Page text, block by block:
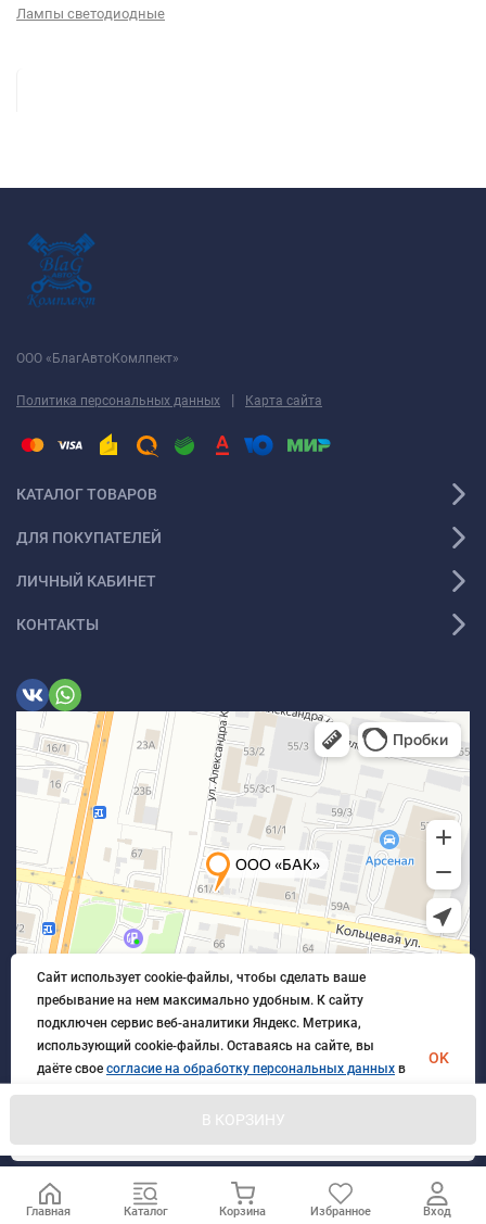
В КОРЗИНУ
Лампы светодиодные
ООО «БлагАвтоКомлпект»
Политика персональных данных | Карта сайта
КАТАЛОГ ТОВАРОВ
ДЛЯ ПОКУПАТЕЛЕЙ
ЛИЧНЫЙ КАБИНЕТ
КОНТАКТЫ
© 2026 БлагАвтоКомплект. Все права защищены
Главная Каталог Корзина Избранное Вход
Сайт использует cookie-файлы, чтобы сделать ваше
пребывание на нем максимально удобным. К cайту
подключен сервис веб-аналитики Яндекс. Метрика,
использующий cookie-файлы. Оставаясь на сайте, вы
даёте свое согласие на обработку персональных данных в
порядке, указанном вПолитике обработки персональных
OK